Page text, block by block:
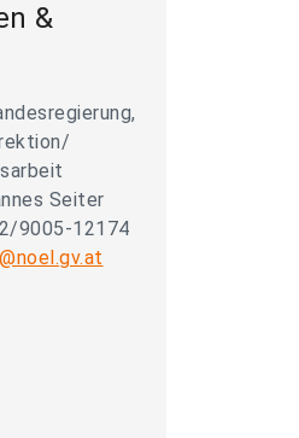
&
Seiter
9005-12174